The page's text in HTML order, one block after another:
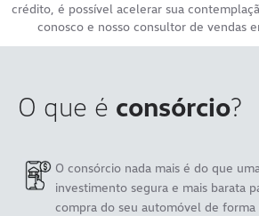
crédito, é possível acelerar sua
conosco e nosso consultor de vendas
O que é consórcio?
O consórcio nada mais é do que
investimento segura e mais barata
compra do seu automóvel de forma